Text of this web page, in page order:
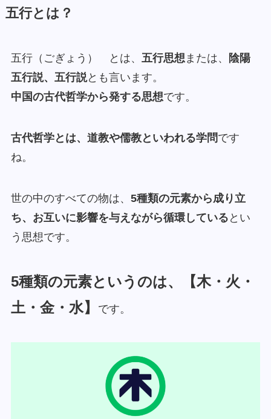
五行とは？
五行（ごぎょう） とは、 五行思想または、
陰陽
五行説、五行説とも言います。
中国の古代哲学から発する思想です。
古代哲学とは、道教や儒教といわれる学問です
ね。
世の中のすべての物は、 5種類の元素から成り立
ち、お互いに影響を与えながら循環している とい
う思想です。
5種類の元素というのは、【木・火・
土・金・水】
です。